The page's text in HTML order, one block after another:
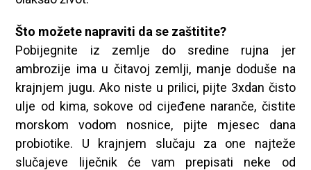
Što možete napraviti da se zaštitite?
Pobijegnite iz zemlje do sredine rujna jer
ambrozije ima u čitavoj zemlji, manje doduše na
krajnjem jugu. Ako niste u prilici, pijte 3xdan čisto
ulje od kima, sokove od cijeđene naranče, čistite
morskom vodom nosnice, pijte mjesec dana
probiotike. U krajnjem slučaju za one najteže
slučajeve liječnik će vam prepisati neke od